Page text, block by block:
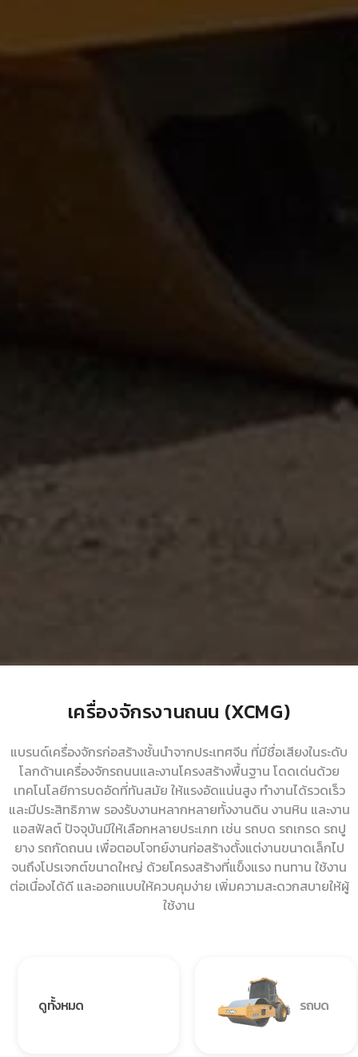
เครื่องจักรงานถนน (XCMG)
แบรนด์เครื่องจักรก่อสร้างชั้นนำจากประเทศจีน ที่มีชื่อเสียงในระดับ
โลกด้านเครื่องจักรถนนและงานโครงสร้างพื้นฐาน โดดเด่นด้วย
เทคโนโลยีการบดอัดที่ทันสมัย ให้แรงอัดแน่นสูง ทำงานได้รวดเร็ว
และมีประสิทธิภาพ รองรับงานหลากหลายทั้งงานดิน งานหิน และงาน
แอสฟัลต์ ปัจจุบันมีให้เลือกหลายประเภท เช่น รถบด รถเกรด รถปู
ยาง รถกัดถนน เพื่อตอบโจทย์งานก่อสร้างตั้งแต่งานขนาดเล็กไป
จนถึงโปรเจกต์ขนาดใหญ่ ด้วยโครงสร้างที่แข็งแรง ทนทาน ใช้งาน
ต่อเนื่องได้ดี และออกแบบให้ควบคุมง่าย เพิ่มความสะดวกสบายให้ผู้
ใช้งาน
ดูทั้งหมด รถบด